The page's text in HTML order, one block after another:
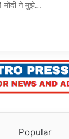
मोदी ने मुझे…
Popular